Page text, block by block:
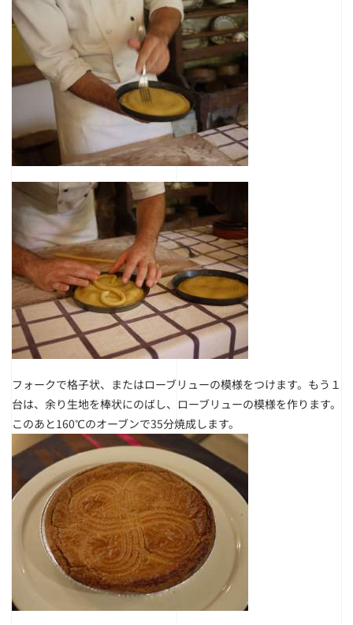
フォークで格子状、またはローブリューの模様をつけます。もう１
台は、余り生地を棒状にのばし、ローブリューの模様を作ります。
このあと160℃のオーブンで35分焼成します。